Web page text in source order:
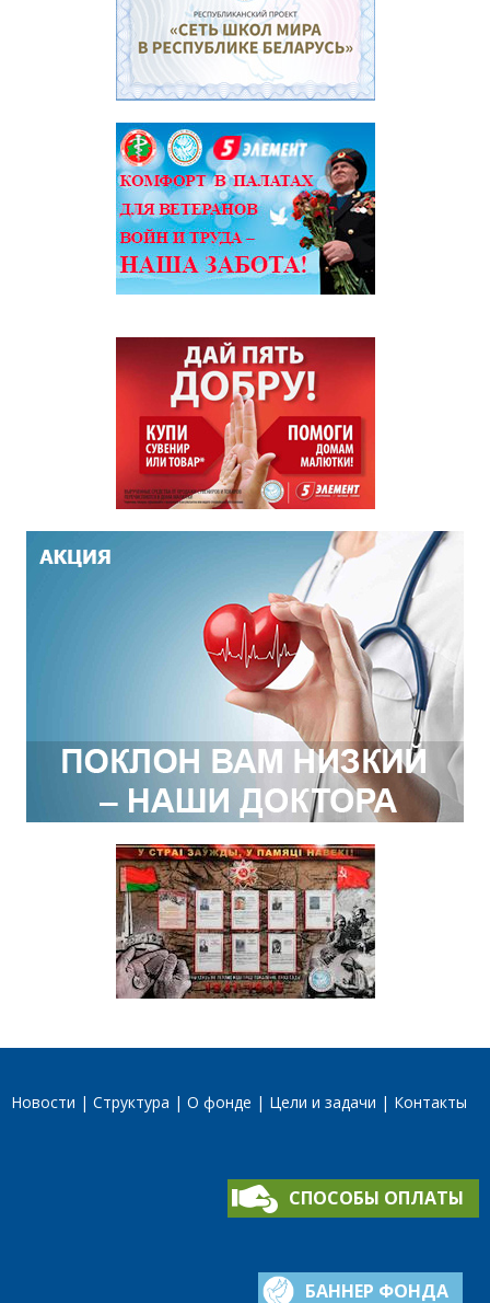
Новости Структура О фонде Цели и задачи Контакты
СПОСОБЫ ОПЛАТЫ
БАННЕР ФОНДА